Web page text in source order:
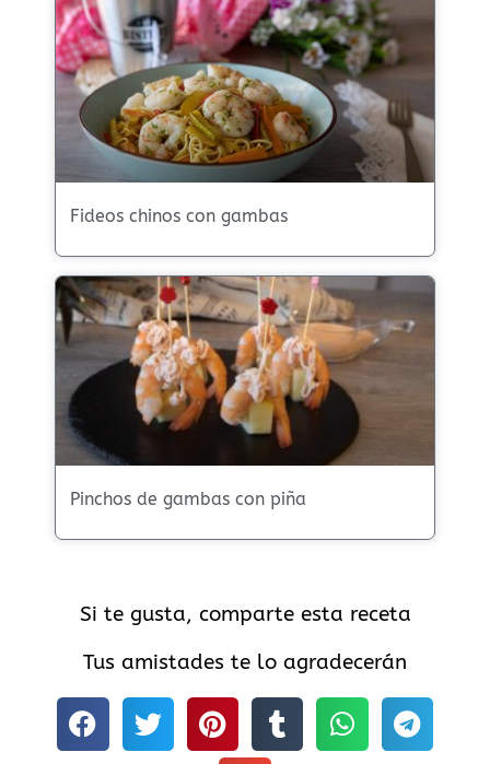
Fideos chinos con gambas
Pinchos de gambas con piña
Si te gusta, comparte esta receta
Tus amistades te lo agradecerán